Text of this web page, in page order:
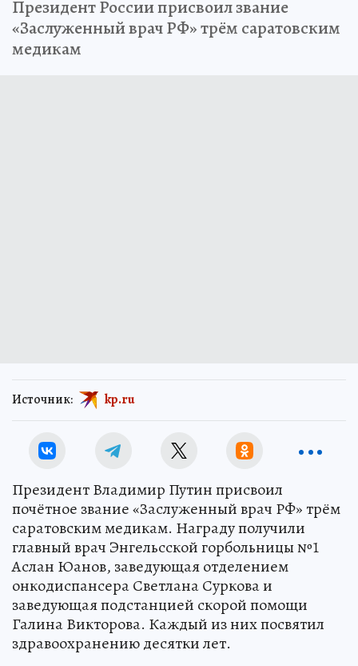
Президент России присвоил звание
«Заслуженный врач РФ» трём саратовским
медикам
Источник: kp.ru
Президент Владимир Путин присвоил
почётное звание «Заслуженный врач РФ» трём
саратовским медикам. Награду получили
главный врач Энгельсской горбольницы №1
Аслан Юанов, заведующая отделением
онкодиспансера Светлана Суркова и
заведующая подстанцией скорой помощи
Галина Викторова. Каждый из них посвятил
здравоохранению десятки лет.